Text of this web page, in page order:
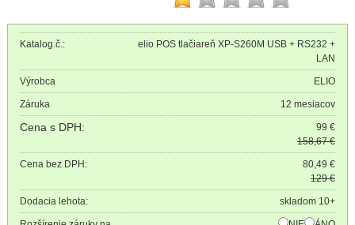
Katalog.č.:
elio POS tlačiareň XP-S260M USB + RS232 +
LAN
Výrobca ELIO
Záruka 12 mesiacov
Cena s DPH:
99 €
158,67 €
Cena bez DPH:
80,49 €
129 €
Dodacia lehota: skladom 10+